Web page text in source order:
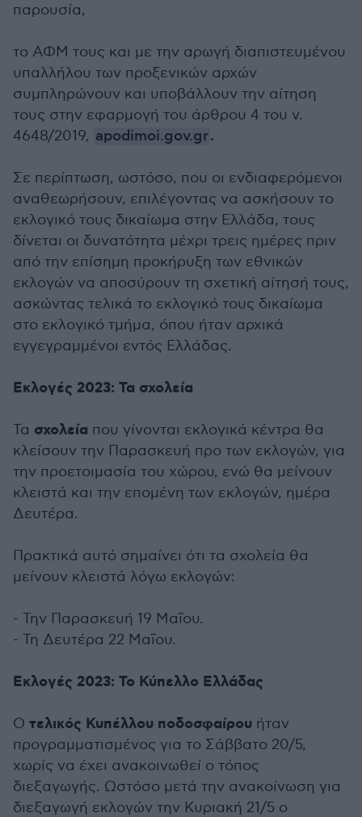
παρουσία,
το ΑΦΜ τους και με την αρωγή διαπιστευμένου
υπαλλήλου των προξενικών αρχών
συμπληρώνουν και υποβάλλουν την αίτηση
τους στην εφαρμογή του άρθρου 4 του ν.
4648/2019, apodimoi.gov.gr.
Σε περίπτωση, ωστόσο, που οι ενδιαφερόμενοι
αναθεωρήσουν, επιλέγοντας να ασκήσουν το
εκλογικό τους δικαίωμα στην Ελλάδα, τους
δίνεται οι δυνατότητα μέχρι τρεις ημέρες πριν
από την επίσημη προκήρυξη των εθνικών
εκλογών να αποσύρουν τη σχετική αίτησή τους,
ασκώντας τελικά το εκλογικό τους δικαίωμα
στο εκλογικό τμήμα, όπου ήταν αρχικά
εγγεγραμμένοι εντός Ελλάδας.
Εκλογές 2023: Τα σχολεία
Τα σχολεία που γίνονται εκλογικά κέντρα θα
κλείσουν την Παρασκευή προ των εκλογών, για
την προετοιμασία του χώρου, ενώ θα μείνουν
κλειστά και την επομένη των εκλογών, ημέρα
Δευτέρα.
Πρακτικά αυτό σημαίνει ότι τα σχολεία θα
μείνουν κλειστά λόγω εκλογών:
- Την Παρασκευή 19 Μαΐου.
- Τη Δευτέρα 22 Μαΐου.
Εκλογές 2023: Το Κύπελλο Ελλάδας
Ο τελικός Κυπέλλου ποδοσφαίρου ήταν
προγραμματισμένος για το Σάββατο 20/5,
χωρίς να έχει ανακοινωθεί ο τόπος
διεξαγωγής. Ωστόσο μετά την ανακοίνωση για
διεξαγωγή εκλογών την Κυριακή 21/5 ο